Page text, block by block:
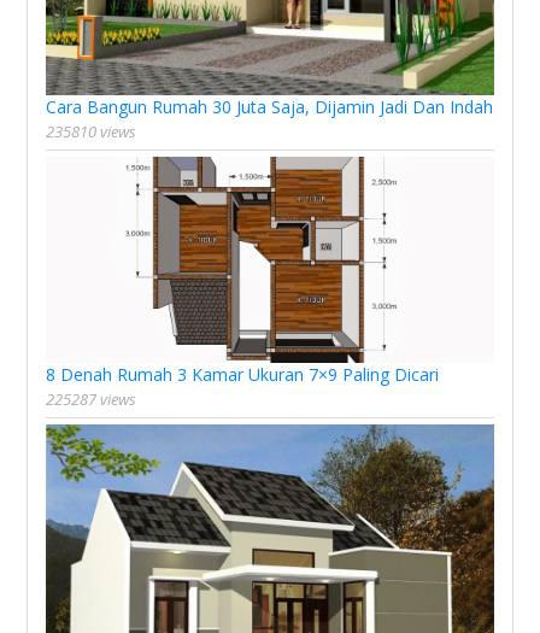
Cara Bangun Rumah 30 Juta Saja, Dijamin Jadi Dan Indah
235810 views
8 Denah Rumah 3 Kamar Ukuran 7×9 Paling Dicari
225287 views